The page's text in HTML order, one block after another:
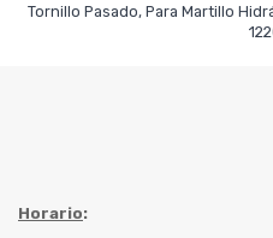
Tornillo Pasado, Para Martillo
Leer
Horario: